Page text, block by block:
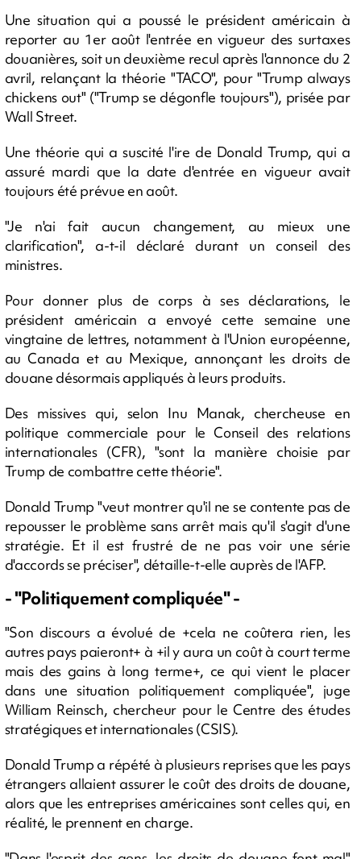
Une situation qui a poussé le président américain à
reporter au 1er août l'entrée en vigueur des surtaxes
douanières, soit un deuxième recul après l'annonce du 2
avril, relançant la théorie "TACO", pour "Trump always
chickens out" ("Trump se dégonfle toujours"), prisée par
Wall Street.
Une théorie qui a suscité l'ire de Donald Trump, qui a
assuré mardi que la date d'entrée en vigueur avait
toujours été prévue en août.
"Je n'ai fait aucun changement, au mieux une
clarification", a-t-il déclaré durant un conseil des
ministres.
Pour donner plus de corps à ses déclarations, le
président américain a envoyé cette semaine une
vingtaine de lettres, notamment à l'Union européenne,
au Canada et au Mexique, annonçant les droits de
douane désormais appliqués à leurs produits.
Des missives qui, selon Inu Manak, chercheuse en
politique commerciale pour le Conseil des relations
internationales (CFR), "sont la manière choisie par
Trump de combattre cette théorie".
Donald Trump "veut montrer qu'il ne se contente pas de
repousser le problème sans arrêt mais qu'il s'agit d'une
stratégie. Et il est frustré de ne pas voir une série
d'accords se préciser", détaille-t-elle auprès de l'AFP.
- "Politiquement compliquée" -
"Son discours a évolué de +cela ne coûtera rien, les
autres pays paieront+ à +il y aura un coût à court terme
mais des gains à long terme+, ce qui vient le placer
dans une situation politiquement compliquée", juge
William Reinsch, chercheur pour le Centre des études
stratégiques et internationales (CSIS).
Donald Trump a répété à plusieurs reprises que les pays
étrangers allaient assurer le coût des droits de douane,
alors que les entreprises américaines sont celles qui, en
réalité, le prennent en charge.